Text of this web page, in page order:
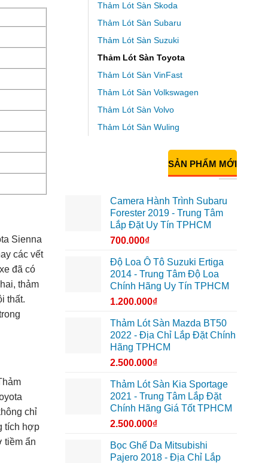
Sienna
các vết
đã có
thảm
thất.
chỉ
tích hợp
tiềm ẩn
Thảm Lót Sàn Skoda
Thảm Lót Sàn Subaru
Thảm Lót Sàn Suzuki
Thảm Lót Sàn Toyota
Thảm Lót Sàn VinFast
Thảm Lót Sàn Volkswagen
Thảm Lót Sàn Volvo
Thảm Lót Sàn Wuling
SẢN PHẨM MỚI
Camera Hành Trình Subaru
Forester 2019 - Trung Tâm
Lắp Đặt Uy Tín TPHCM
700.000₫
Độ Loa Ô Tô Suzuki Ertiga
2014 - Trung Tâm Độ Loa
Chính Hãng Uy Tín TPHCM
1.200.000₫
Thảm Lót Sàn Mazda BT50
2022 - Địa Chỉ Lắp Đặt Chính
Hãng TPHCM
2.500.000₫
Thảm Lót Sàn Kia Sportage
2021 - Trung Tâm Lắp Đặt
Chính Hãng Giá Tốt TPHCM
2.500.000₫
Bọc Ghế Da Mitsubishi
Pajero 2018 - Địa Chỉ Lắp